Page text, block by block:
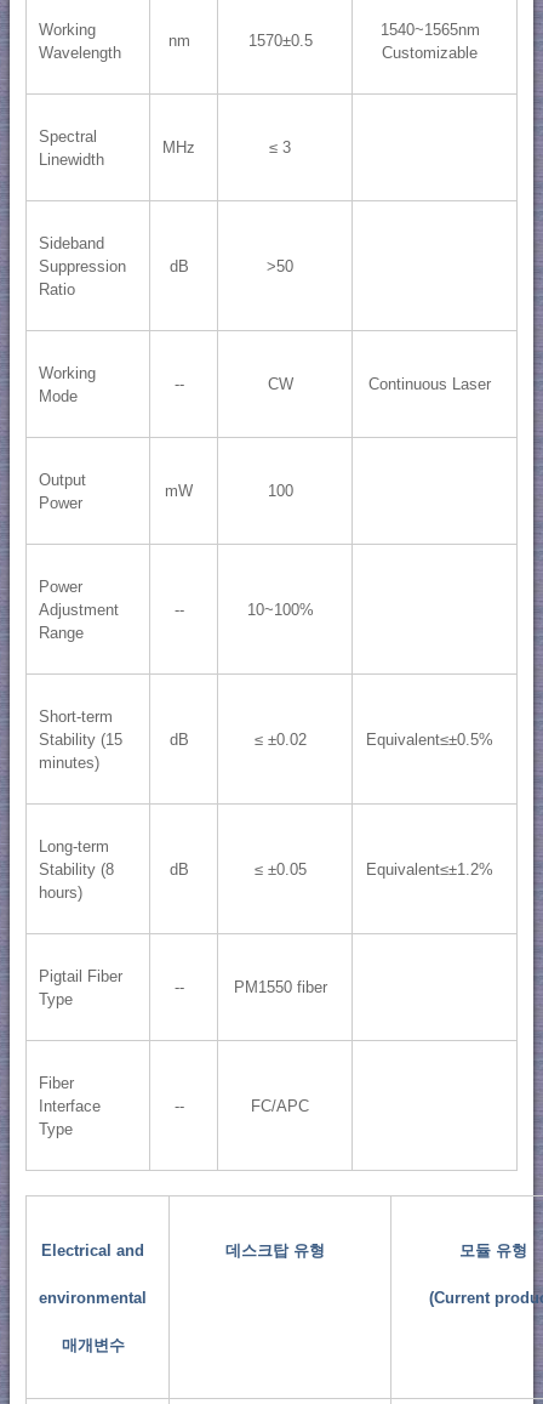
Working
Wavelength
nm 1570±0.5
1540~1565nm
Customizable
Spectral
Linewidth
MHz ≤ 3
Sideband
Suppression
Ratio
dB >50
Working
Mode
-- CW Continuous Laser
Output
Power
mW 100
Power
Adjustment
Range
-- 10~100%
Short-term
Stability (15
minutes)
dB ≤ ±0.02 Equivalent≤±0.5%
Long-term
Stability (8
hours)
dB ≤ ±0.05 Equivalent≤±1.2%
Pigtail Fiber
Type
-- PM1550 fiber
Fiber
Interface
Type
-- FC/APC
Electrical and
environmental
매개변수
데스크탑 유형 모듈 유형
(Current